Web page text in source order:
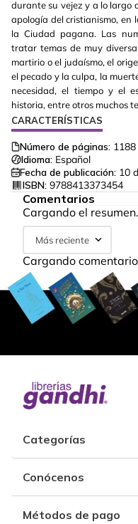
durante su vejez y a lo largo
apología del cristianismo, en
la Ciudad pagana. Las
tratar temas de muy
martirio o el judaísmo, el
el pecado y la culpa, la
necesidad, el tiempo y el
historia, entre otros muchos
CARACTERÍSTICAS
Número de páginas: 1188
Idioma: Español
Fecha de publicación: 10
ISBN: 9788413373454
Comentarios
Cargando el
Más reciente
Cargando
Categorías
Conócenos
Métodos de pago